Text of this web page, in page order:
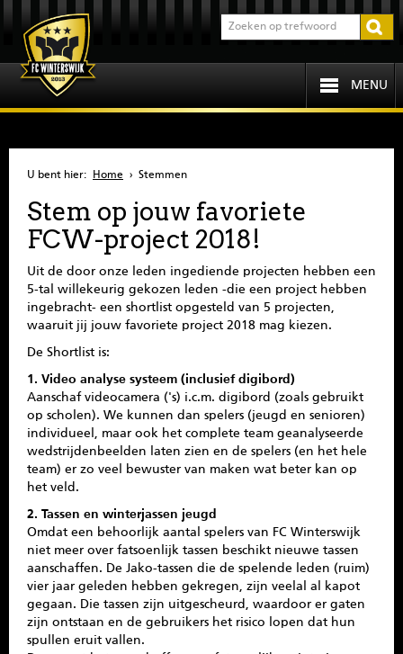
MENU
OVER FCW
INFORMATIE
JEUGD
SENIOREN
SPONSOREN
CONTACT
MENU
U bent hier: Home › Stemmen
Stem op jouw favoriete
FCW-project 2018!
Uit de door onze leden ingediende projecten hebben een
5-tal willekeurig gekozen leden -die een project hebben
ingebracht- een shortlist opgesteld van 5 projecten,
waaruit jij jouw favoriete project 2018 mag kiezen.
De Shortlist is:
1. Video analyse systeem (inclusief digibord)
Aanschaf videocamera ('s) i.c.m. digibord (zoals gebruikt
op scholen). We kunnen dan spelers (jeugd en senioren)
individueel, maar ook het complete team geanalyseerde
wedstrijdenbeelden laten zien en de spelers (en het hele
team) er zo veel bewuster van maken wat beter kan op
het veld.
2. Tassen en winterjassen jeugd
Omdat een behoorlijk aantal spelers van FC Winterswijk
niet meer over fatsoenlijk tassen beschikt nieuwe tassen
aanschaffen. De Jako-tassen die de spelende leden (ruim)
vier jaar geleden hebben gekregen, zijn veelal al kapot
gegaan. Die tassen zijn uitgescheurd, waardoor er gaten
zijn ontstaan en de gebruikers het risico lopen dat hun
spullen eruit vallen.